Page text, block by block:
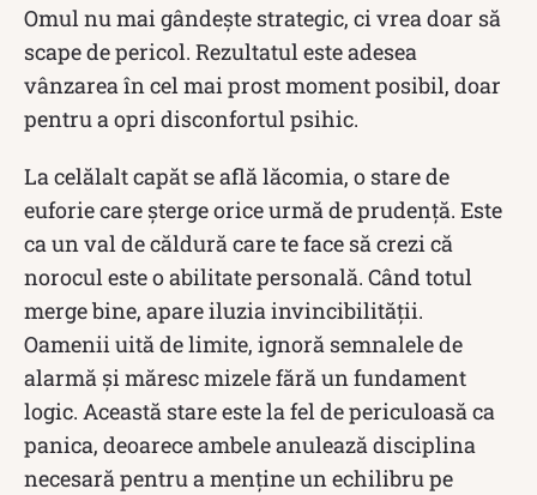
Omul nu mai gândește strategic, ci vrea doar să
scape de pericol. Rezultatul este adesea
vânzarea în cel mai prost moment posibil, doar
pentru a opri disconfortul psihic.
La celălalt capăt se află lăcomia, o stare de
euforie care șterge orice urmă de prudență. Este
ca un val de căldură care te face să crezi că
norocul este o abilitate personală. Când totul
merge bine, apare iluzia invincibilității.
Oamenii uită de limite, ignoră semnalele de
alarmă și măresc mizele fără un fundament
logic. Această stare este la fel de periculoasă ca
panica, deoarece ambele anulează disciplina
necesară pentru a menține un echilibru pe